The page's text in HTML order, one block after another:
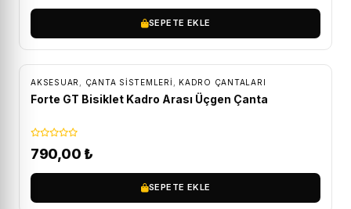
SEPETE EKLE
AKSESUAR ÇANTA SISTEMLERI KADRO ÇANTALARI
Forte GT Bisiklet Kadro Arası Üçgen Çanta
790,00 ₺
SEPETE EKLE